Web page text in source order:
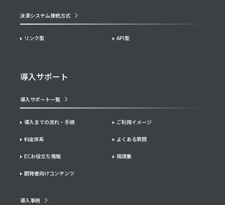
決済システム接続方式
リンク型 API型
導入サポート
導入サポート一覧
導入までの流れ・手順 ご利用イメージ
料金体系 よくある質問
ECお役立ち情報 用語集
開発者向けコンテンツ
導入事例